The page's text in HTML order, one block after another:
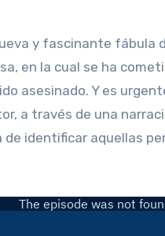
en la cual se ha
asesinado. Y es
a través de una
identificar aquellas